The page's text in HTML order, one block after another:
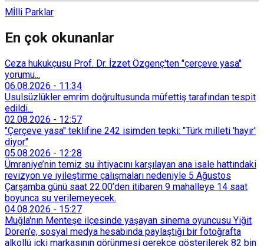
Mİlli Parklar
En çok okunanlar
Ceza hukukçusu Prof. Dr. İzzet Özgenç'ten "çerçeve yasa"
yorumu...
06.08.2026 - 11:34
Usulsüzlükler emrim doğrultusunda müfettiş tarafından tespit
edildi...
02.08.2026 - 12:57
"Çerçeve yasa" teklifine 242 isimden tepki: "Türk milleti 'hayır'
diyor"
05.08.2026 - 12:28
Ümraniye’nin temiz su ihtiyacını karşılayan ana isale hattındaki
revizyon ve iyileştirme çalışmaları nedeniyle 5 Ağustos
Çarşamba günü saat 22.00’den itibaren 9 mahalleye 14 saat
boyunca su verilemeyecek.
04.08.2026 - 15:27
Muğla'nın Menteşe ilçesinde yaşayan sinema oyuncusu Yiğit
Dören'e, sosyal medya hesabında paylaştığı bir fotoğrafta
alkollü içki markasının görünmesi gerekçe gösterilerek 82 bin